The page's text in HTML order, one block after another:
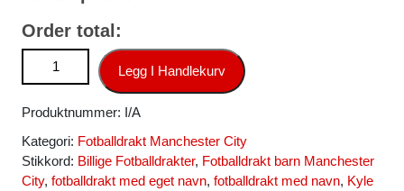
Order total:
Fotballdrakter Billig Manchester City Bortedraktsett 2024-25
Kyle Walker 2 antallLegg I Handlekurv
Produktnummer: I/A
Kategori: Fotballdrakt Manchester City
Stikkord: Billige Fotballdrakter, Fotballdrakt barn Manchester
City, fotballdrakt med eget navn, fotballdrakt med navn, Kyle